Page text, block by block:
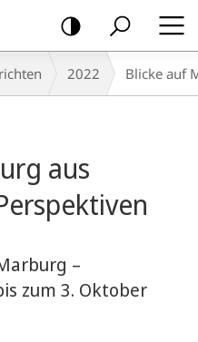
2022 Blicke auf
aus
–
zum 3. Oktober